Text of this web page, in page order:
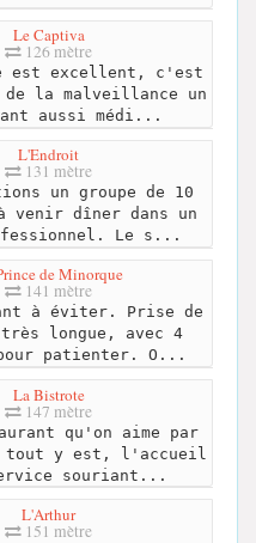
Le Captiva
126 mètre
est excellent, c'est
la malveillance un
aussi médi...
L'Endroit
131 mètre
un groupe de 10
venir dîner dans un
Le s...
de Minorque
141 mètre
à éviter. Prise de
très longue, avec 4
patienter. O...
La Bistrote
147 mètre
qu'on aime par
tout y est, l'accueil
souriant...
L'Arthur
151 mètre